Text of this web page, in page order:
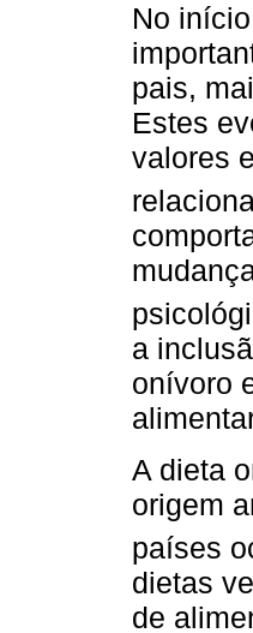
No
pais,
Estes
valores
a
onívoro
A dieta
origem
países
dietas
de